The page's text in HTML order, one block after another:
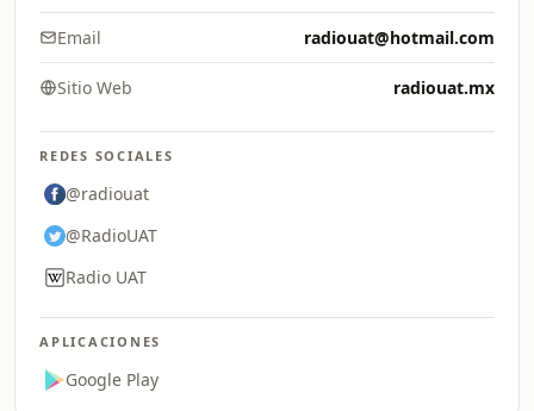
Email radiouat@hotmail.com
Sitio Web radiouat.mx
REDES SOCIALES
@radiouat
@RadioUAT
Radio UAT
APLICACIONES
Google Play